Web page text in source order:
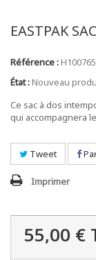
EASTPAK
Référence :H100765
État :Nouveau
Ce sac à dos
qui accompagnera
Tweet
Imprimer
55,00 €